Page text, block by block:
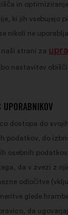
in
ki jih vsebujejo
nikoli ne
strani za
nastavitev
UPORABNIKOV
dostopa do
podatkov, do
osebnih
da v zvezi z
odločitve
glede
da